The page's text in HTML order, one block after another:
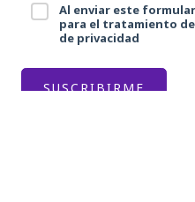
Al enviar este
para el tratamiento
de privacidad